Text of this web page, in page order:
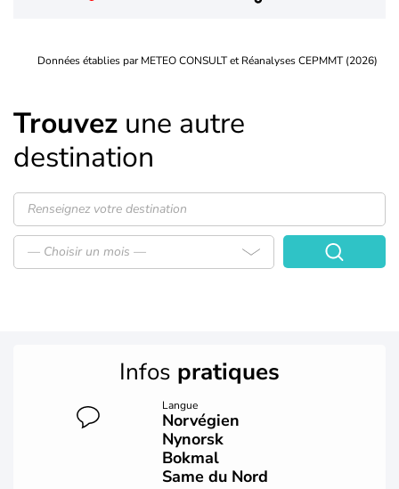
Données établies par METEO CONSULT et Réanalyses CEPMMT (2026)
Trouvez une autre
destination
— Choisir un mois —
Infos pratiques
Langue
Norvégien
Nynorsk
Bokmal
Same du Nord